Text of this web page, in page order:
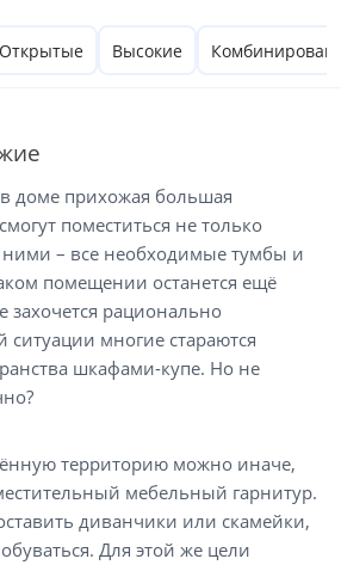
Открытые Высокие
в доме прихожая большая
поместиться не только
– все необходимые тумбы и
помещении останется ещё
захочется рационально
ситуации многие стараются
шкафами-купе. Но не
территорию можно иначе,
мебельный гарнитур.
диванчики или скамейки,
Для этой же цели